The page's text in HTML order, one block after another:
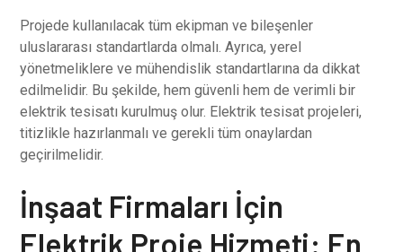
Projede kullanılacak tüm ekipman ve bileşenler
uluslararası standartlarda olmalı. Ayrıca, yerel
yönetmeliklere ve mühendislik standartlarına da dikkat
edilmelidir. Bu şekilde, hem güvenli hem de verimli bir
elektrik tesisatı kurulmuş olur. Elektrik tesisat projeleri,
titizlikle hazırlanmalı ve gerekli tüm onaylardan
geçirilmelidir.
İnşaat Firmaları İçin
Elektrik Proje Hizmeti: En